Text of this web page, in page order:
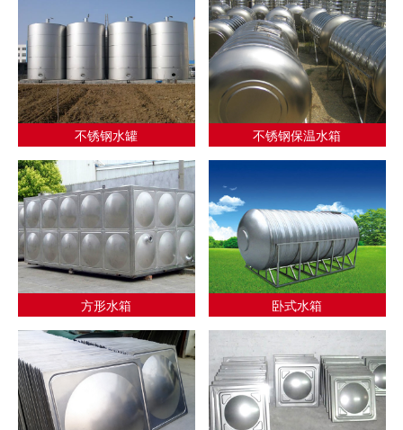
不锈钢水罐 不锈钢保温水箱
方形水箱 卧式水箱